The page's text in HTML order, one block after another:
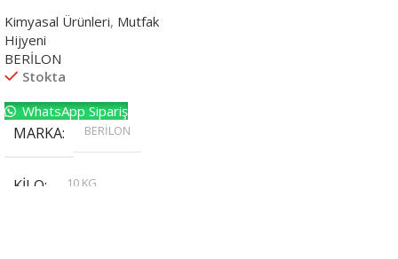
Kimyasal Ürünleri, Mutfak
Hijyeni
BERİLON
Stokta
WhatsApp Sipariş
MARKA BERİLON
KILO
10 KG